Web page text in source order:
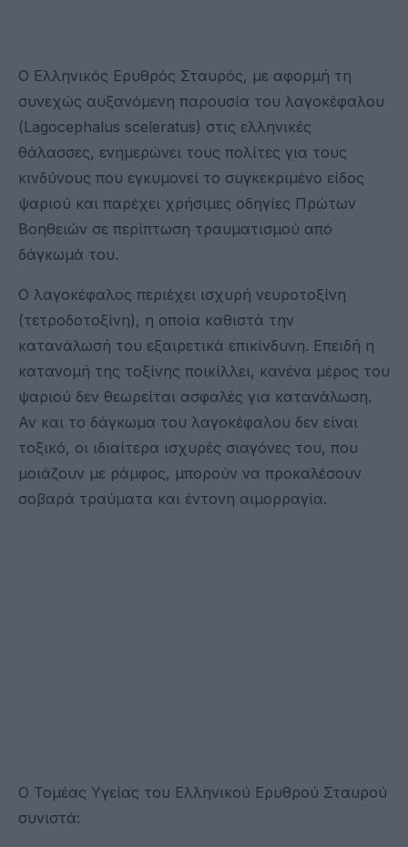
Ο Ελληνικός Ερυθρός Σταυρός, με αφορμή τη
συνεχώς αυξανόμενη παρουσία του λαγοκέφαλου
(Lagocephalus sceleratus) στις ελληνικές
θάλασσες, ενημερώνει τους πολίτες για τους
κινδύνους που εγκυμονεί το συγκεκριμένο είδος
ψαριού και παρέχει χρήσιμες οδηγίες Πρώτων
Βοηθειών σε περίπτωση τραυματισμού από
δάγκωμά του.
Ο λαγοκέφαλος περιέχει ισχυρή νευροτοξίνη
(τετροδοτοξίνη), η οποία καθιστά την
κατανάλωσή του εξαιρετικά επικίνδυνη. Επειδή η
κατανομή της τοξίνης ποικίλλει, κανένα μέρος του
ψαριού δεν θεωρείται ασφαλές για κατανάλωση.
Αν και το δάγκωμα του λαγοκέφαλου δεν είναι
τοξικό, οι ιδιαίτερα ισχυρές σιαγόνες του, που
μοιάζουν με ράμφος, μπορούν να προκαλέσουν
σοβαρά τραύματα και έντονη αιμορραγία.
Ο Τομέας Υγείας του Ελληνικού Ερυθρού Σταυρού
συνιστά: